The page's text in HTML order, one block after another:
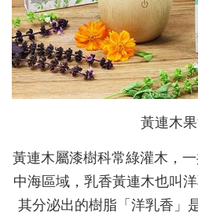
黃連木
黃連木屬漆樹科常綠灌木，
中海區域，乳香黃連木也叫
其分泌出的樹脂「洋乳香」